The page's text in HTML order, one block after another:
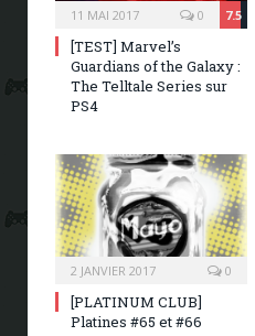
11 MAI 2017 7.5
0
[TEST] Marvel’s
Guardians of the Galaxy :
The Telltale Series sur
PS4
2 JANVIER 2017 0
[PLATINUM CLUB]
Platines #65 et #66